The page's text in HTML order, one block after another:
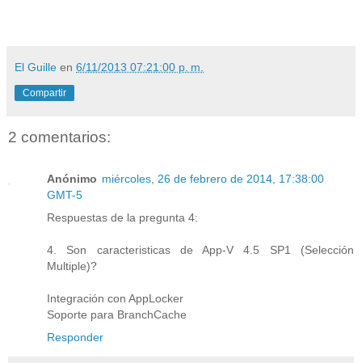
El Guille en 6/11/2013 07:21:00 p. m.
Compartir
2 comentarios:
Anónimo miércoles, 26 de febrero de 2014, 17:38:00
GMT-5
Respuestas de la pregunta 4:
4. Son caracteristicas de App-V 4.5 SP1 (Selección
Multiple)?
Integración con AppLocker
Soporte para BranchCache
Responder